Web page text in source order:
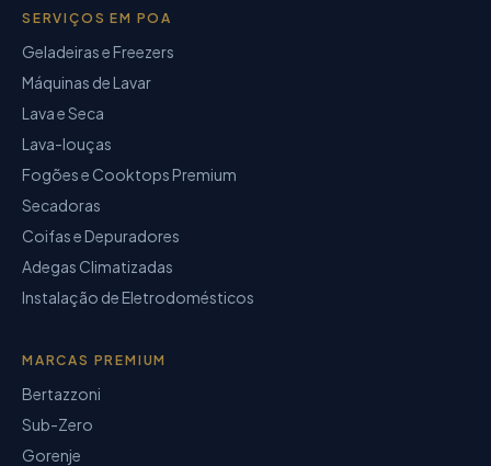
SERVIÇOS EM POA
Geladeiras e Freezers
Máquinas de Lavar
Lava e Seca
Lava-louças
Fogões e Cooktops Premium
Secadoras
Coifas e Depuradores
Adegas Climatizadas
Instalação de Eletrodomésticos
MARCAS PREMIUM
Bertazzoni
Sub-Zero
Gorenje